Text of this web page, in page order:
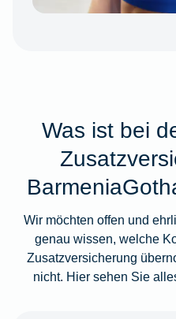
Was ist bei
Wir möchten offen und
genau wissen, welche
Zusatzversicherung
nicht. Hier sehen Sie